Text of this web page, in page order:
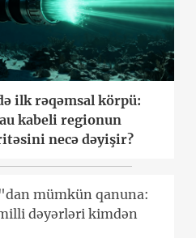
ilk rəqəmsal körpü:
kabeli regionun
necə dəyişir?
mümkün qanuna:
dəyərləri kimdən